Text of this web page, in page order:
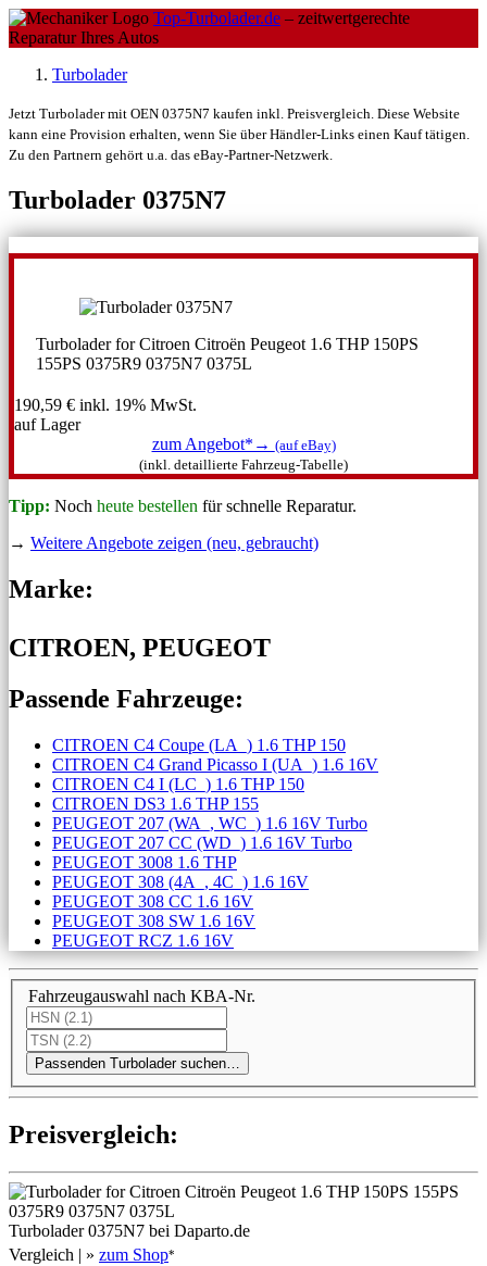
Top-Turbolader.de – zeitwertgerechte
Reparatur Ihres Autos
Turbolader
Jetzt Turbolader mit OEN 0375N7 kaufen inkl. Preisvergleich. Diese Website
kann eine Provision erhalten, wenn Sie über Händler-Links einen Kauf tätigen.
Zu den Partnern gehört u.a. das eBay-Partner-Netzwerk.
Turbolader 0375N7
Turbolader for Citroen Citroën Peugeot 1.6 THP 150PS
155PS 0375R9 0375N7 0375L
190,59 € inkl. 19% MwSt.
auf Lager
zum Angebot*→ (auf eBay)
(inkl. detaillierte Fahrzeug-Tabelle)
Tipp: Noch heute bestellen für schnelle Reparatur.
→ Weitere Angebote zeigen (neu, gebraucht)
Marke:
CITROEN, PEUGEOT
Passende Fahrzeuge:
CITROEN C4 Coupe (LA_) 1.6 THP 150
CITROEN C4 Grand Picasso I (UA_) 1.6 16V
CITROEN C4 I (LC_) 1.6 THP 150
CITROEN DS3 1.6 THP 155
PEUGEOT 207 (WA_, WC_) 1.6 16V Turbo
PEUGEOT 207 CC (WD_) 1.6 16V Turbo
PEUGEOT 3008 1.6 THP
PEUGEOT 308 (4A_, 4C_) 1.6 16V
PEUGEOT 308 CC 1.6 16V
PEUGEOT 308 SW 1.6 16V
PEUGEOT RCZ 1.6 16V
Fahrzeugauswahl nach KBA-Nr.
Passenden Turbolader suchen…
Preis­ver­gleich:
Turbolader 0375N7 bei Daparto.de
Vergleich | » zum Shop*